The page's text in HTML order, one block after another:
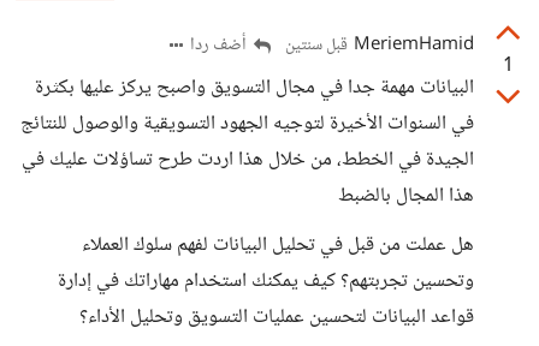
1
MeriemHamid قبل سنتين أضف ردا
البيانات مهمة جدا في مجال التسويق واصبح يركز عليها بكثرة
في السنوات الأخيرة لتوجيه الجهود التسويقية والوصول للنتائج
الجيدة في الخطط، من خلال هذا اردت طرح تساؤلات عليك في
هذا المجال بالضبط
هل عملت من قبل في تحليل البيانات لفهم سلوك العملاء
وتحسين تجربتهم؟ كيف يمكنك استخدام مهاراتك في إدارة
قواعد البيانات لتحسين عمليات التسويق وتحليل الأداء؟